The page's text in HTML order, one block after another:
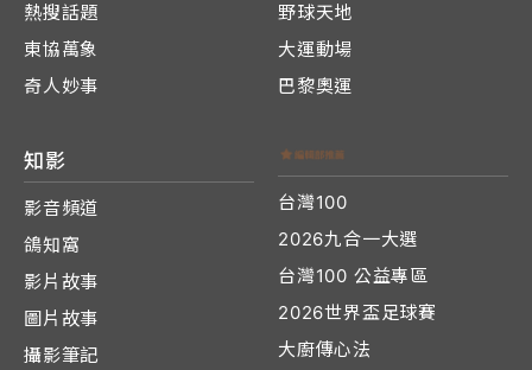
熱搜話題
東協萬象
奇人妙事
野球天地
大運動場
巴黎奧運
知影
影音頻道
鴿知窩
影片故事
圖片故事
攝影筆記
台灣100
2026九合一大選
台灣100 公益專區
2026世界盃足球賽
大廚傳心法